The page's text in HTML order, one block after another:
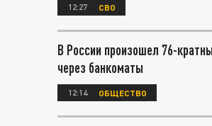
12:27 СВО
В России произошел 76-
через банкоматы
12:14 ОБЩЕСТВО